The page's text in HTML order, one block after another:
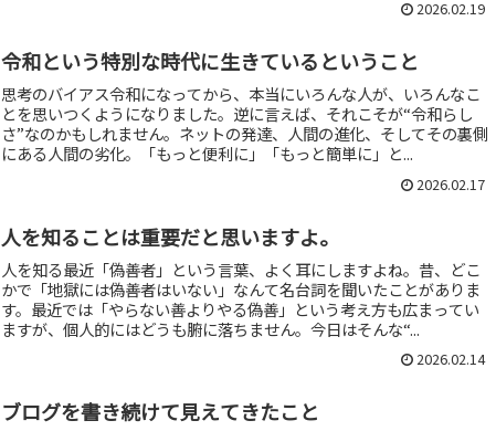
2026.02.19
令和という特別な時代に生きているということ
思考のバイアス令和になってから、本当にいろんな人が、いろんなこ
とを思いつくようになりました。逆に言えば、それこそが“令和らし
さ”なのかもしれません。ネットの発達、人間の進化、そしてその裏側
にある人間の劣化。「もっと便利に」「もっと簡単に」と...
2026.02.17
人を知ることは重要だと思いますよ。
人を知る最近「偽善者」という言葉、よく耳にしますよね。昔、どこ
かで「地獄には偽善者はいない」なんて名台詞を聞いたことがありま
す。最近では「やらない善よりやる偽善」という考え方も広まってい
ますが、個人的にはどうも腑に落ちません。今日はそんな“...
2026.02.14
ブログを書き続けて見えてきたこと